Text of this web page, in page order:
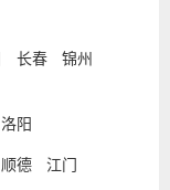
长春
锦州
洛阳
顺德 江门